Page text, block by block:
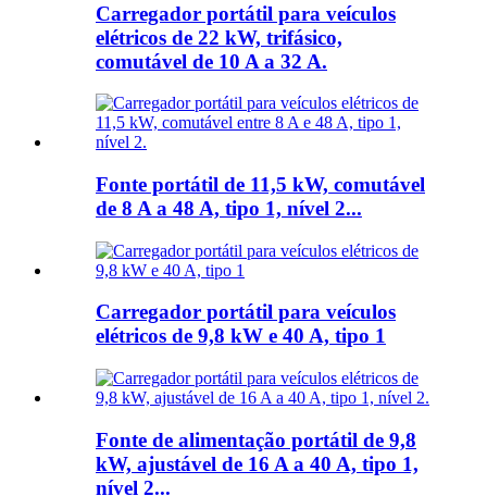
Carregador portátil para veículos
elétricos de 22 kW, trifásico,
comutável de 10 A a 32 A.
Fonte portátil de 11,5 kW, comutável
de 8 A a 48 A, tipo 1, nível 2...
Carregador portátil para veículos
elétricos de 9,8 kW e 40 A, tipo 1
Fonte de alimentação portátil de 9,8
kW, ajustável de 16 A a 40 A, tipo 1,
nível 2...